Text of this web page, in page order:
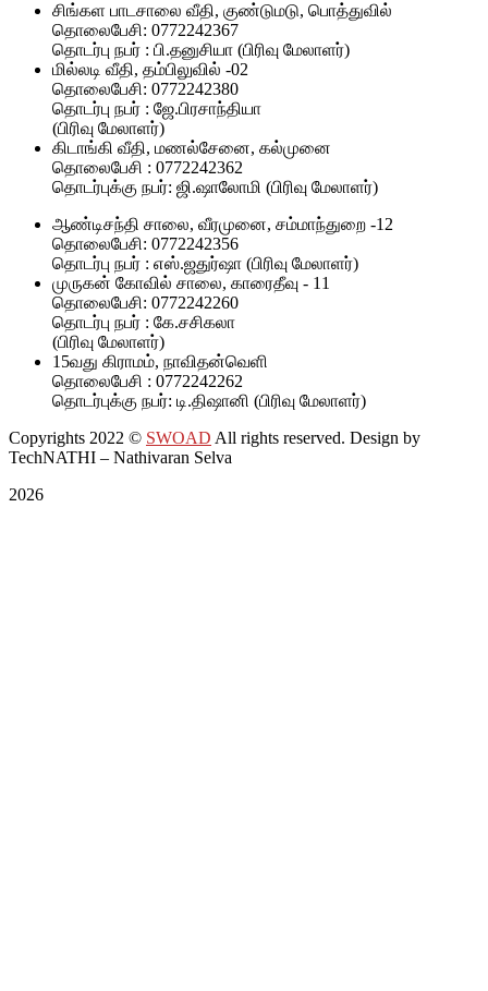
சிங்கள பாடசாலை வீதி, குண்டுமடு, பொத்துவில்
தொலைபேசி: 0772242367
தொடர்பு நபர் : பி.தனுசியா (பிரிவு மேலாளர்)
மில்லடி வீதி, தம்பிலுவில் -02
தொலைபேசி: 0772242380
தொடர்பு நபர் : ஜே.பிரசாந்தியா
(பிரிவு மேலாளர்)
கிடாங்கி வீதி, மணல்சேனை, கல்முனை
தொலைபேசி : 0772242362
தொடர்புக்கு நபர்: ஜி.ஷாலோமி (பிரிவு மேலாளர்)
ஆண்டிசந்தி சாலை, வீரமுனை, சம்மாந்துறை -12
தொலைபேசி: 0772242356
தொடர்பு நபர் : எஸ்.ஜதுர்ஷா (பிரிவு மேலாளர்)
முருகன் கோவில் சாலை, காரைதீவு - 11
தொலைபேசி: 0772242260
தொடர்பு நபர் : கே.சசிகலா
(பிரிவு மேலாளர்)
15வது கிராமம், நாவிதன்வெளி
தொலைபேசி : 0772242262
தொடர்புக்கு நபர்: டி.திஷானி (பிரிவு மேலாளர்)
Copyrights 2022 © SWOAD All rights reserved. Design by
TechNATHI – Nathivaran Selva
2026